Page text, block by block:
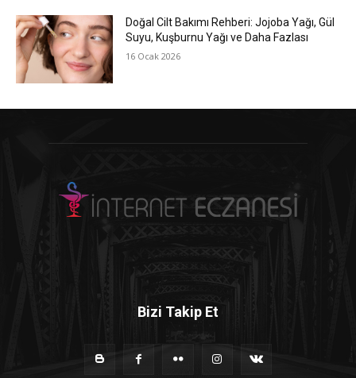
Doğal Cilt Bakımı Rehberi: Jojoba Yağı, Gül
Suyu, Kuşburnu Yağı ve Daha Fazlası
16 Ocak 2026
Bizi Takip Et